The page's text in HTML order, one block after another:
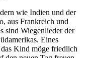
wie Indien und der
aus Frankreich und
sind Wiegenlieder der
Eines
Kind möge friedlich